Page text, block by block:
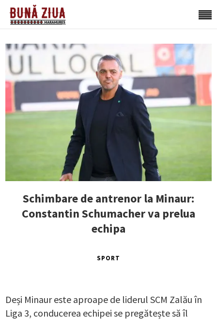
Schimbare de antrenor la Minaur:
Constantin Schumacher va prelua
echipa
SPORT
Deși Minaur este aproape de liderul SCM Zalău în
Liga 3, conducerea echipei se pregătește să îl